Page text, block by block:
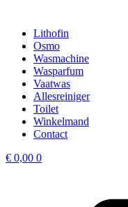
Lithofin
Osmo
Wasmachine
Wasparfum
Vaatwas
Allesreiniger
Toilet
Winkelmand
Contact
€ 0,00 0